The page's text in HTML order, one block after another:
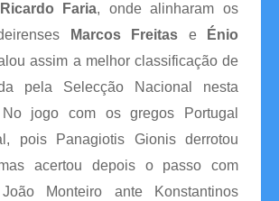
Resultados
Ricardo Faria, onde alinharam os
Marcos Freitas e
Énio
assim a melhor classificação de
pela Selecção Nacional nesta
No jogo com os gregos Portugal
pois Panagiotis Gionis derrotou
acertou depois o passo com
Monteiro ante Konstantinos